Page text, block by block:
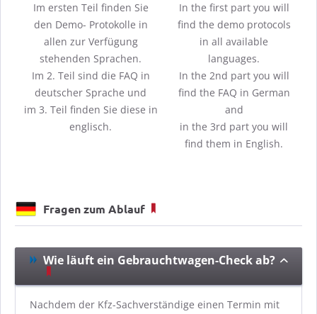
Im ersten Teil finden Sie
den Demo- Protokolle in
allen zur Verfügung
stehenden Sprachen.
Im 2. Teil sind die FAQ in
deutscher Sprache und
im 3. Teil finden Sie diese in
englisch.
In the first part you will
find the demo protocols
in all available
languages.
In the 2nd part you will
find the FAQ in German
and
in the 3rd part you will
find them in English.
Fragen zum Ablauf
Wie läuft ein Gebrauchtwagen-Check ab?
Nachdem der Kfz-Sachverständige einen Termin mit